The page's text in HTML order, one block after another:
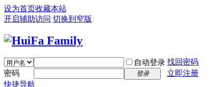
设为首页收藏本站
开启辅助访问 切换到窄版
自动登录 找回密码
密码
登录
立即注册
快捷导航